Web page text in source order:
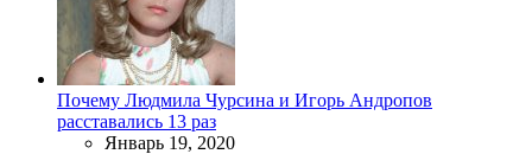
Почему Людмила Чурсина и Игорь Андропов
расставались 13 раз
Январь 19, 2020